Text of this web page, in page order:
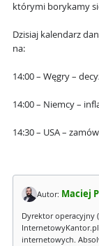
którymi borykamy
Dzisiaj kalendarz
na:
14:00 – Węgry –
14:00 – Niemcy –
14:30 – USA –
Autor: Maciej
Dyrektor operacyjny
internetowych.